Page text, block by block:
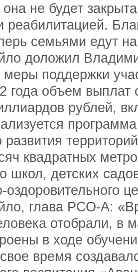
она не будет
реабилитацией.
семьями едут
доложил
меры поддержки
года объем выплат
рублей,
развития
квадратных
школ, детских
оздоровительного
глава РСО-А:
отобрали, в
в ходе
время